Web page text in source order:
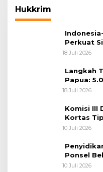
Hukkrim
Perkuat
Lintas
18 Juli 2026
Langkah
Papua:
Diungkap
18 Juli 2026
Komisi III
Kortas
Korupsi
10 Juli 2026
Ponsel
10 Juli 2026